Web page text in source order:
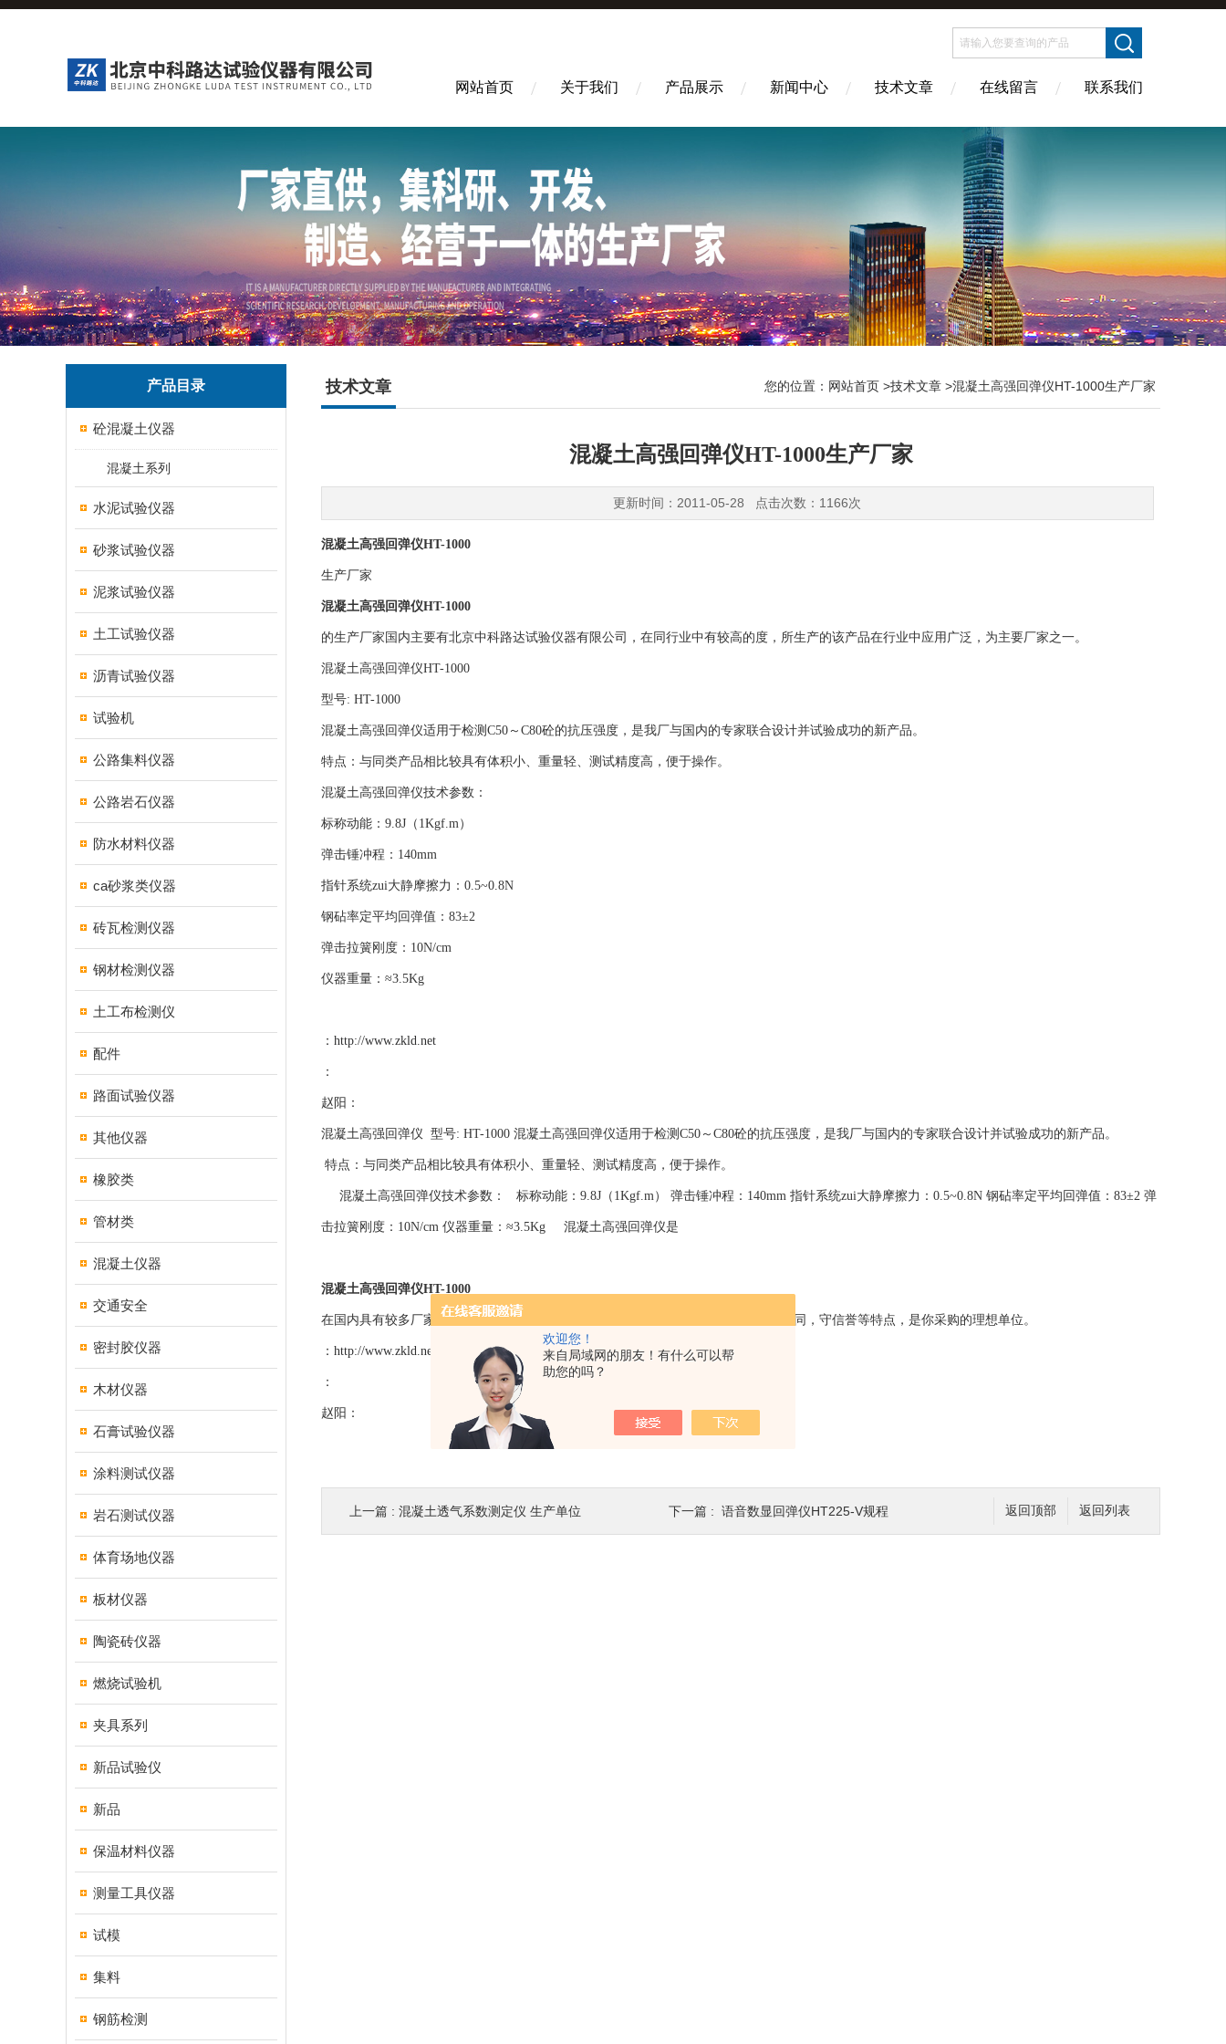
欢迎您！
来自局域网的朋友！有什么可以帮
助您的吗？
网站首页 关于我们 产品展示 新闻中心 技术文章 在线留言 联系我们
产品目录
砼混凝土仪器
混凝土系列
水泥试验仪器
砂浆试验仪器
泥浆试验仪器
土工试验仪器
沥青试验仪器
试验机
公路集料仪器
公路岩石仪器
防水材料仪器
ca砂浆类仪器
砖瓦检测仪器
钢材检测仪器
土工布检测仪
配件
路面试验仪器
其他仪器
橡胶类
管材类
混凝土仪器
交通安全
密封胶仪器
木材仪器
石膏试验仪器
涂料测试仪器
岩石测试仪器
体育场地仪器
板材仪器
陶瓷砖仪器
燃烧试验机
夹具系列
新品试验仪
新品
保温材料仪器
测量工具仪器
试模
集料
钢筋检测
技术文章 您的位置： 网站首页 >技术文章 >混凝土高强回弹仪HT-1000生产厂家
混凝土高强回弹仪HT-1000生产厂家
更新时间：2011-05-28 点击次数：1166次
混凝土高强回弹仪HT-1000
生产厂家
混凝土高强回弹仪HT-1000
的生产厂家国内主要有北京中科路达试验仪器有限公司，在同行业中有较高的度，所生产的该产品在行业中应用广泛，为主要厂家之一。
混凝土高强回弹仪HT-1000
型号: HT-1000
混凝土高强回弹仪适用于检测C50～C80砼的抗压强度，是我厂与国内的专家联合设计并试验成功的新产品。
特点：与同类产品相比较具有体积小、重量轻、测试精度高，便于操作。
混凝土高强回弹仪技术参数：
标称动能：9.8J（1Kgf.m）
弹击锤冲程：140mm
指针系统zui大静摩擦力：0.5~0.8N
钢砧率定平均回弹值：83±2
弹击拉簧刚度：10N/cm
仪器重量：≈3.5Kg
： http://www.zkld.net
：
赵阳：
混凝土高强回弹仪 型号: HT-1000 混凝土高强回弹仪适用于检测C50～C80砼的抗压强度，是我厂与国内的专家联合设计并试验成功的新产品。
特点：与同类产品相比较具有体积小、重量轻、测试精度高，便于操作。
混凝土高强回弹仪技术参数： 标称动能：9.8J（1Kgf.m） 弹击锤冲程：140mm 指针系统zui大静摩擦力：0.5~0.8N 钢砧率定平均回弹值：83±2 弹
击拉簧刚度：10N/cm 仪器重量：≈3.5Kg 混凝土高强回弹仪是
混凝土高强回弹仪HT-1000
在国内具有较多厂家，北京中科路达试验仪器有限公司具有规模大，管理规范，重合同，守信誉等特点，是你采购的理想单位。
： http://www.zkld.net
：
赵阳：
返回列表
返回顶部
上一篇 : 混凝土透气系数测定仪 生产单位 下一篇 : 语音数显回弹仪HT225-V规程